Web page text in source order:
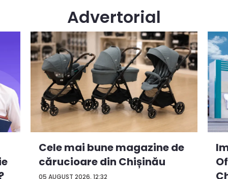
Advertorial
05 AUGUST 2026, 12:32
Cele mai bune magazine de
cărucioare din Chișinău